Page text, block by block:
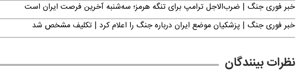
خبر فوری جنگ | ضرب‌الاجل ترامپ برای تنگه هرمز؛ سه‌شنبه آخرین فرصت ایران است
خبر فوری جنگ | پزشکیان موضع ایران درباره جنگ را اعلام کرد | تکلیف مشخص شد
نظرات بینندگان